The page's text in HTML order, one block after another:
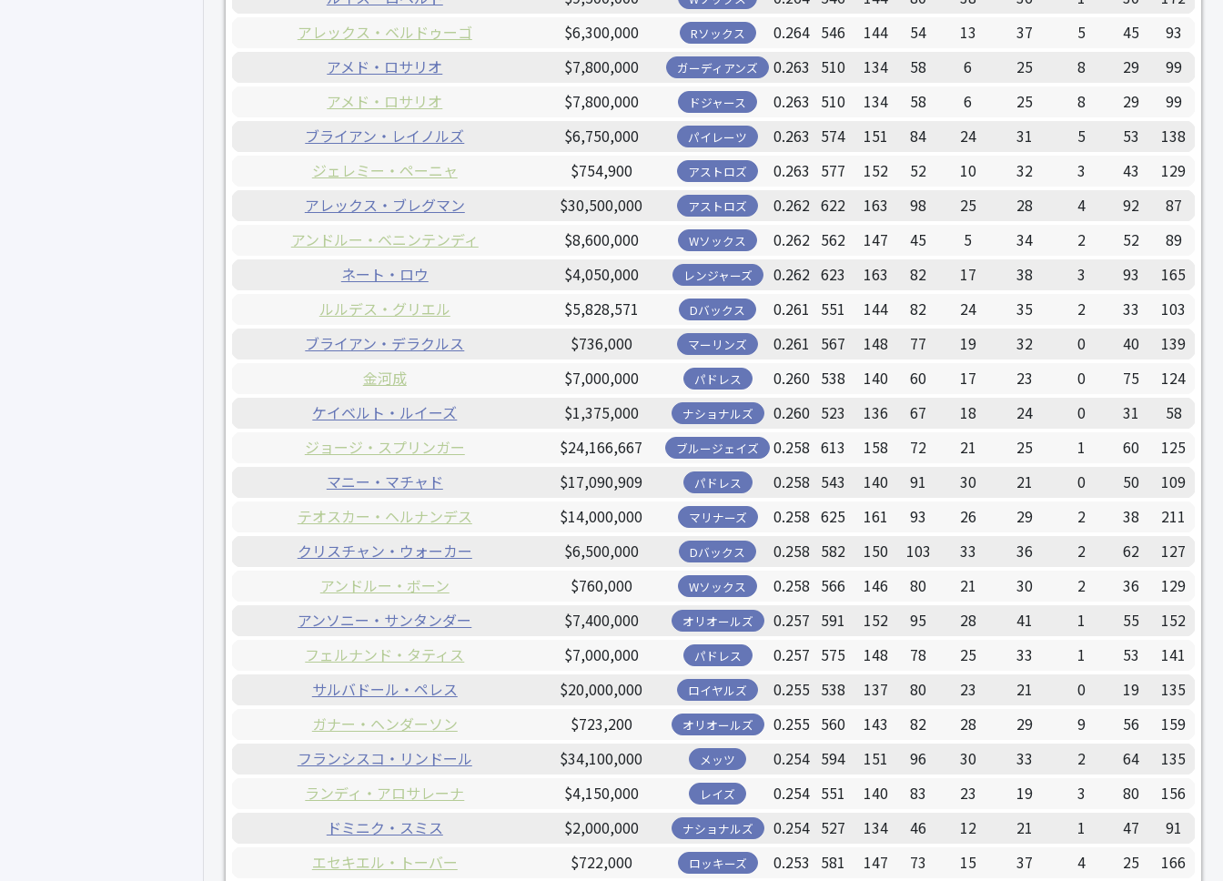
アレックス・ベルドゥーゴ
$6,300,000 Rソックス 0.264 546 144 54 13 37 5 45
93
アメド・ロサリオ
$7,800,000 ガーディアンズ 0.263 510 134 58 6 25 8 29
99
アメド・ロサリオ
$7,800,000 ドジャース 0.263 510 134 58 6 25 8 29
99
ブライアン・レイノルズ
$6,750,000 パイレーツ 0.263 574 151 84 24 31 5 53
138
ジェレミー・ペーニャ
$754,900 アストロズ 0.263 577 152 52 10 32 3 43
129
アレックス・ブレグマン
$30,500,000 アストロズ 0.262 622 163 98 25 28 4 92
87
アンドルー・ベニンテンディ
$8,600,000 Wソックス 0.262 562 147 45 5 34 2 52
89
ネート・ロウ
$4,050,000 レンジャーズ 0.262 623 163 82 17 38 3 93
165
ルルデス・グリエル
$5,828,571 Dバックス 0.261 551 144 82 24 35 2 33
103
ブライアン・デラクルス
$736,000 マーリンズ 0.261 567 148 77 19 32 0 40
139
金河成
$7,000,000 パドレス 0.260 538 140 60 17 23 0 75
124
ケイベルト・ルイーズ
$1,375,000 ナショナルズ 0.260 523 136 67 18 24 0 31
58
ジョージ・スプリンガー
$24,166,667 ブルージェイズ 0.258 613 158 72 21 25 1 60
125
マニー・マチャド
$17,090,909 パドレス 0.258 543 140 91 30 21 0 50
109
テオスカー・ヘルナンデス
$14,000,000 マリナーズ 0.258 625 161 93 26 29 2 38
211
クリスチャン・ウォーカー
$6,500,000 Dバックス 0.258 582 150 103 33 36 2 62
127
アンドルー・ボーン
$760,000 Wソックス 0.258 566 146 80 21 30 2 36
129
アンソニー・サンタンダー
$7,400,000 オリオールズ 0.257 591 152 95 28 41 1 55
152
フェルナンド・タティス
$7,000,000 パドレス 0.257 575 148 78 25 33 1 53
141
サルバドール・ペレス
$20,000,000 ロイヤルズ 0.255 538 137 80 23 21 0 19
135
ガナー・ヘンダーソン
$723,200 オリオールズ 0.255 560 143 82 28 29 9 56
159
フランシスコ・リンドール
$34,100,000 メッツ 0.254 594 151 96 30 33 2 64
135
ランディ・アロサレーナ
$4,150,000 レイズ 0.254 551 140 83 23 19 3 80
156
ドミニク・スミス
$2,000,000 ナショナルズ 0.254 527 134 46 12 21 1 47
91
エセキエル・トーバー
$722,000 ロッキーズ 0.253 581 147 73 15 37 4 25 166